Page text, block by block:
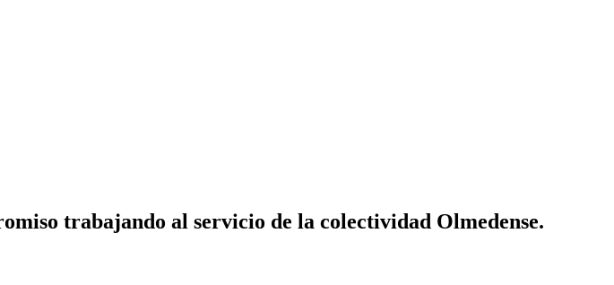
trabajando al servicio de la colectividad Olmedense.